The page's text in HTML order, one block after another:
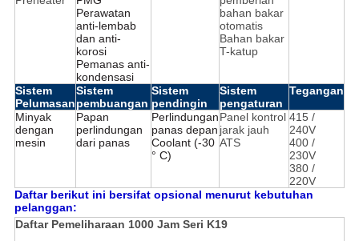
Perawatan
anti-lembab
dan anti-
korosi
Pemanas anti-
kondensasi
bahan bakar
otomatis
Bahan bakar
T-katup
Sistem
Pelumasan
Sistem
pembuangan
Sistem
pendingin
Sistem
pengaturan
Tegangan
Minyak
dengan
mesin
Papan
perlindungan
dari panas
Perlindungan
panas depan
Coolant (-30
° C)
Panel kontrol
jarak jauh
ATS
415 /
240V
400 /
230V
380 /
220V
Daftar berikut ini bersifat opsional menurut kebutuhan
pelanggan:
Daftar Pemeliharaan 1000 Jam Seri K19